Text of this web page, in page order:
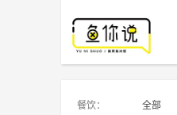
宠物
其他
鱼你说酸菜鱼米饭
餐饮： 全部